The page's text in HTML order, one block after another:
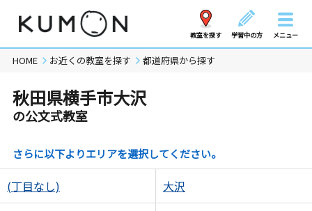
教室を探す 学習中の方 メニュー
HOME お近くの教室を探す 都道府県から探す
秋田県横手市大沢
の公文式教室
さらに以下よりエリアを選択してください。
(丁目なし) 大沢